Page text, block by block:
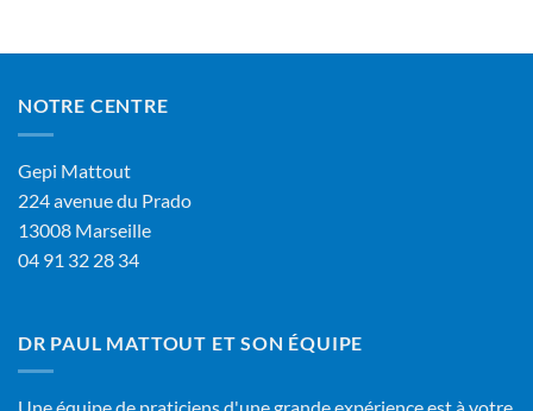
NOTRE CENTRE
Gepi Mattout
224 avenue du Prado
13008 Marseille
04 91 32 28 34
DR PAUL MATTOUT ET SON ÉQUIPE